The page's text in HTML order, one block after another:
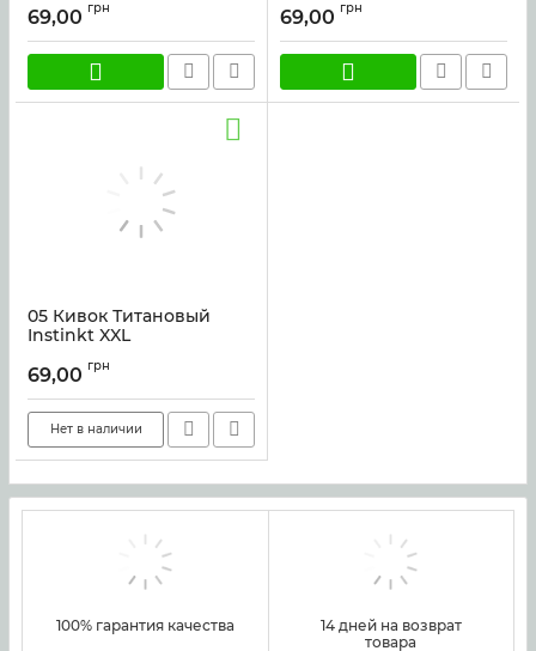
69,00 грн 69,00 грн
05 Кивок Титановый
Instinkt XXL
69,00 грн
Нет в наличии
100% гарантия качества
14 дней на возврат
товара